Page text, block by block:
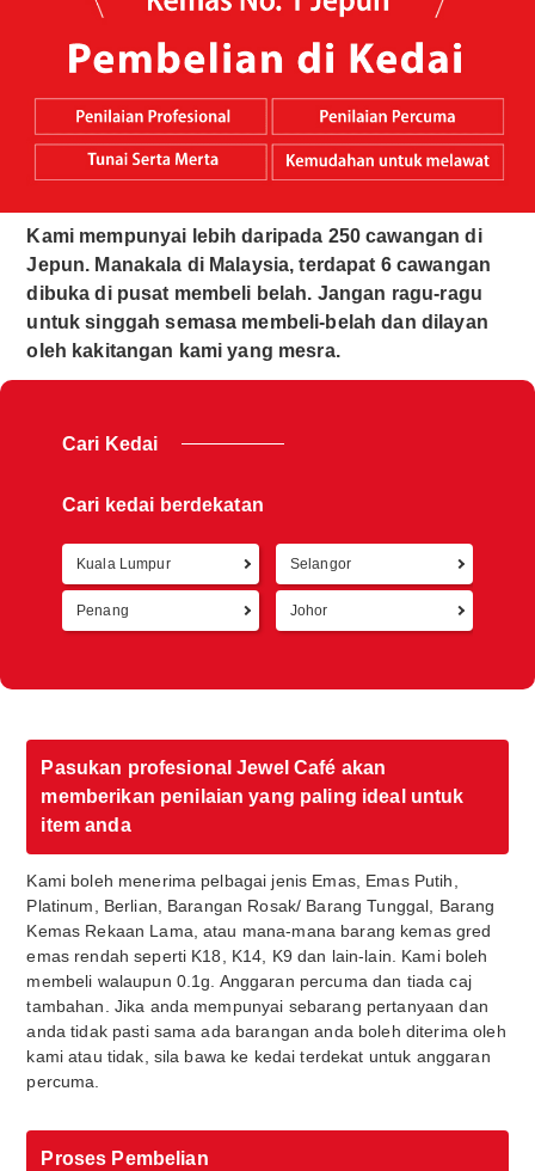
Kami mempunyai lebih daripada 250 cawangan di
Jepun. Manakala di Malaysia, terdapat 6 cawangan
dibuka di pusat membeli belah. Jangan ragu-ragu
untuk singgah semasa membeli-belah dan dilayan
oleh kakitangan kami yang mesra.
Cari Kedai
Cari kedai berdekatan
Kuala Lumpur Selangor
Penang Johor
Pasukan profesional Jewel Café akan
memberikan penilaian yang paling ideal untuk
item anda
Kami boleh menerima pelbagai jenis Emas, Emas Putih,
Platinum, Berlian, Barangan Rosak/ Barang Tunggal, Barang
Kemas Rekaan Lama, atau mana-mana barang kemas gred
emas rendah seperti K18, K14, K9 dan lain-lain. Kami boleh
membeli walaupun 0.1g. Anggaran percuma dan tiada caj
tambahan. Jika anda mempunyai sebarang pertanyaan dan
anda tidak pasti sama ada barangan anda boleh diterima oleh
kami atau tidak, sila bawa ke kedai terdekat untuk anggaran
percuma.
Proses Pembelian